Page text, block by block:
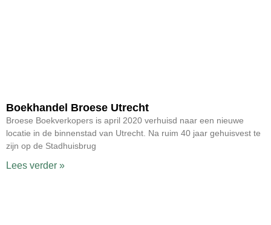
Boekhandel Broese Utrecht
Broese Boekverkopers is april 2020 verhuisd naar een nieuwe
locatie in de binnenstad van Utrecht. Na ruim 40 jaar gehuisvest te
zijn op de Stadhuisbrug
Lees verder »